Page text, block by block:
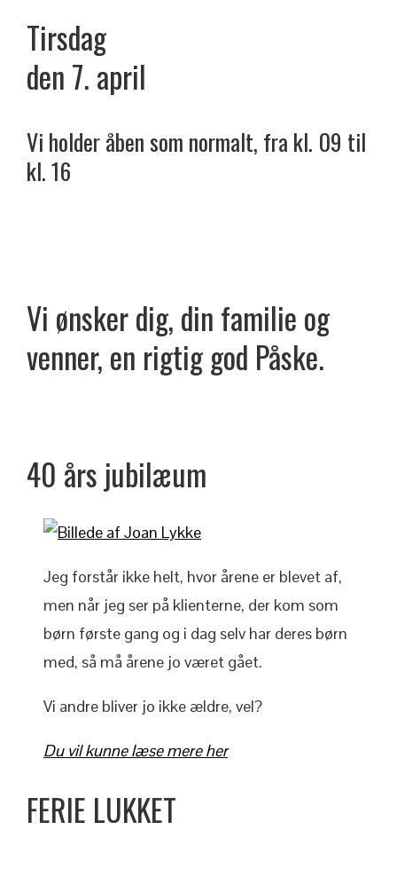
Tirsdag
den 7. april
Vi holder åben som normalt, fra kl. 09 til
kl. 16
Vi ønsker dig, din familie og
venner, en rigtig god Påske.
40 års jubilæum
Jeg forstår ikke helt, hvor årene er blevet af,
men når jeg ser på klienterne, der kom som
børn første gang og i dag selv har deres børn
med, så må årene jo været gået.
Vi andre bliver jo ikke ældre, vel?
Du vil kunne læse mere her
FERIE LUKKET